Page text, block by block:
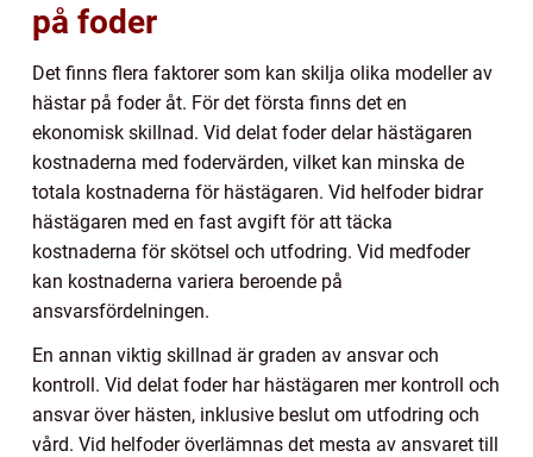
på foder
Det finns flera faktorer som kan skilja olika modeller av
hästar på foder åt. För det första finns det en
ekonomisk skillnad. Vid delat foder delar hästägaren
kostnaderna med fodervärden, vilket kan minska de
totala kostnaderna för hästägaren. Vid helfoder bidrar
hästägaren med en fast avgift för att täcka
kostnaderna för skötsel och utfodring. Vid medfoder
kan kostnaderna variera beroende på
ansvarsfördelningen.
En annan viktig skillnad är graden av ansvar och
kontroll. Vid delat foder har hästägaren mer kontroll och
ansvar över hästen, inklusive beslut om utfodring och
vård. Vid helfoder överlämnas det mesta av ansvaret till